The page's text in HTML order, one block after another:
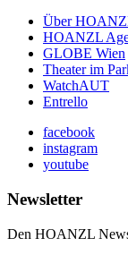
Über
HOANZL
GLOBE Wien
Theater im
WatchAUT
Entrello
facebook
instagram
youtube
Newsletter
Den HOANZL